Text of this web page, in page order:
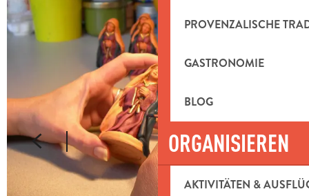
PROVENZALISCHE
GASTRONOMIE
BLOG
ORGANISIEREN
AKTIVITÄTEN &